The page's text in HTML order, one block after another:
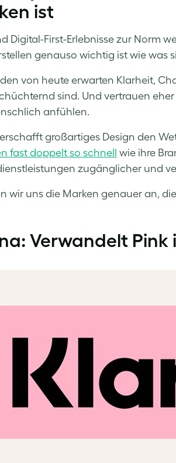
ist
Digital-First-Erlebnisse zur Norm
genauso wichtig ist wie was
von heute erwarten Klarheit,
sind. Und vertrauen
anfühlen.
großartiges Design den
fast doppelt so schnell wie ihre
zugänglicher und
wir uns die Marken genauer an,
Verwandelt Pink